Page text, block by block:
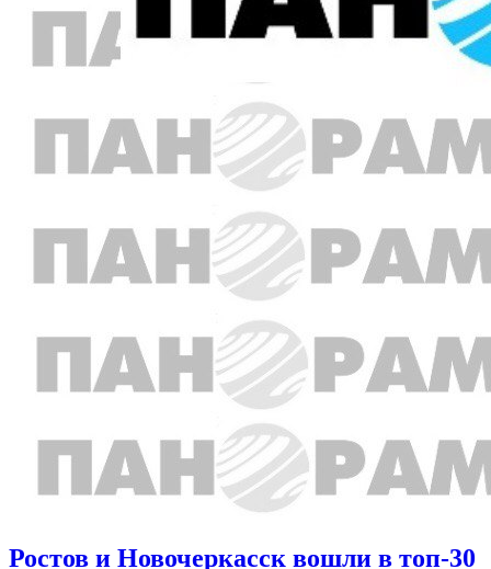
Ростов и Новочеркасск вошли в топ-30